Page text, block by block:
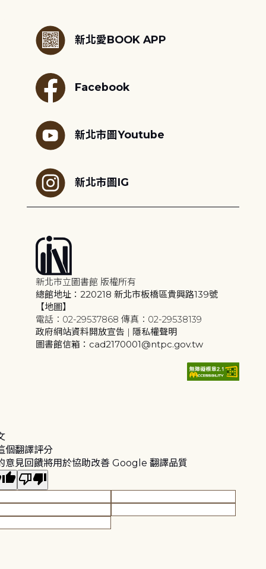
新北愛BOOK APP
Facebook
新北市圖Youtube
新北市圖IG
新北市立圖書館 版權所有
總館地址：220218 新北市板橋區貴興路139號
【地圖】
電話：02-29537868 傳真：02-29538139
政府網站資料開放宣告 | 隱私權聲明
圖書館信箱：cad2170001@ntpc.gov.tw
個翻譯評分
意見回饋將用於協助改善 Google 翻譯品質